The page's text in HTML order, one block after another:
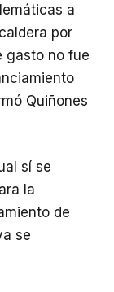
a
por
gasto no fue
Quiñones
sí se
la
de
se